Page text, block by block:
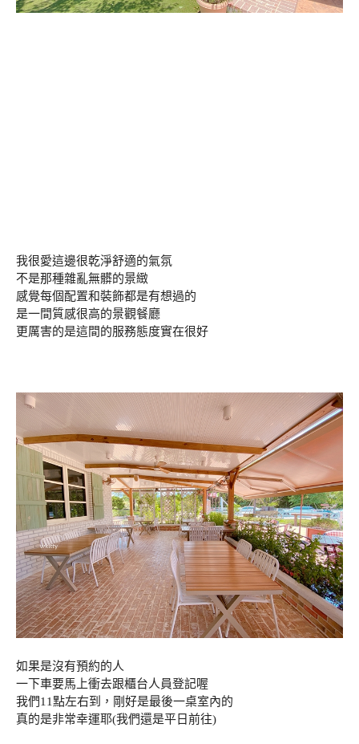
我很愛這邊很乾淨舒適的氣氛
不是那種雜亂無髒的景緻
感覺每個配置和裝飾都是有想過的
是一間質感很高的景觀餐廳
更厲害的是這間的服務態度實在很好
如果是沒有預約的人
一下車要馬上衝去跟櫃台人員登記喔
我們11點左右到，剛好是最後一桌室內的
真的是非常幸運耶(我們還是平日前往)